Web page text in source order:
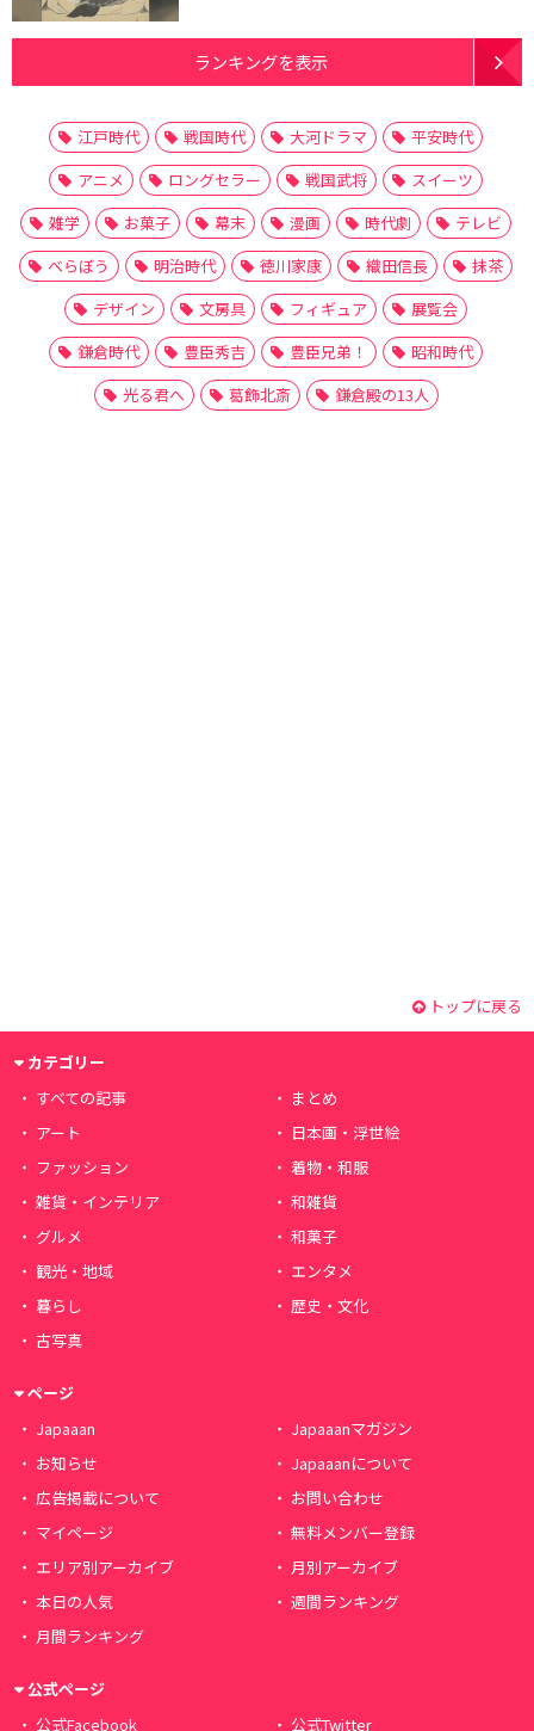
ランキングを表示
江戸時代 戦国時代 大河ドラマ
平安時代
アニメ
ロングセラー 戦国武将
スイーツ
雑学
お菓子 幕末 漫画 時代劇
テレビ
べらぼう
明治時代 徳川家康 織田信長
抹茶
デザイン
文房具 フィギュア
展覧会
鎌倉時代
豊臣秀吉 豊臣兄弟！
昭和時代
光る君へ
葛飾北斎 鎌倉殿の13人
トップに戻る
カテゴリー
すべての記事
まとめ
アート
日本画・浮世絵
ファッション
着物・和服
雑貨・インテリア
和雑貨
グルメ
和菓子
観光・地域
エンタメ
暮らし
歴史・文化
古写真
ページ
Japaaan
Japaaanマガジン
お知らせ
Japaaanについて
広告掲載について
お問い合わせ
マイページ
無料メンバー登録
エリア別アーカイブ
月別アーカイブ
本日の人気
週間ランキング
月間ランキング
公式ページ
公式Facebook
公式Twitter